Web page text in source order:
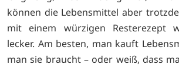
können die Lebensmittel aber
mit einem würzigen Resterezept
lecker. Am besten, man kauft
man sie braucht – oder weiß, dass